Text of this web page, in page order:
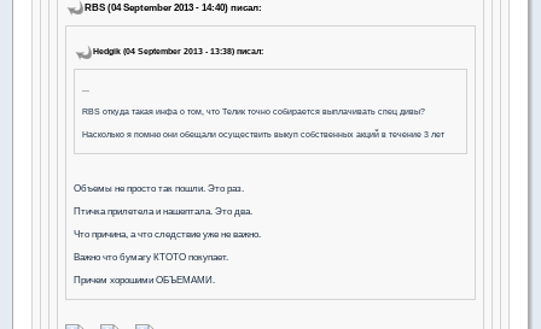
RBS (04 September 2013 - 14:40) писал:
Hedgik (04 September 2013 - 13:38) писал:
RBS откуда такая инфа о том, что Телик точно собирается выплачивать спец дивы?
Насколько я помню они обещали осуществить выкуп собственных акций в течение 3 лет
Объемы не просто так пошли. Это раз.
Птичка прилетела и нашептала. Это два.
Что причина, а что следствие уже не важно.
Важно что бумагу КТОТО покупает.
Причем хорошими ОБЪЕМАМИ.